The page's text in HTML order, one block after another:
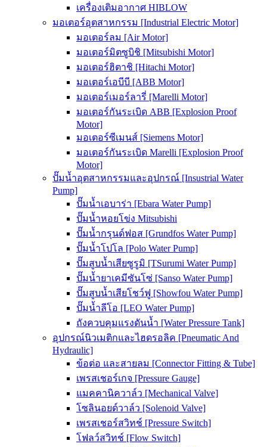
เครื่องเติมอากาศ HIBLOW
มอเตอร์อุตสาหกรรม [Industrial Electric Motor]
มอเตอร์ลม [Air Motor]
มอเตอร์มิตซูบิชิ [Mitsubishi Motor]
มอเตอร์ฮิตาชิ [Hitachi Motor]
มอเตอร์เอบีบี [ABB Motor]
มอเตอร์เมอร์ลารี่ [Marelli Motor]
มอเตอร์กันระเบิด ABB [Explosion Proof
Motor]
มอเตอร์ซีเมนส์ [Siemens Motor]
มอเตอร์กันระเบิด Marelli [Explosion Proof
Motor]
ปั๊มน้ำอุตสาหกรรมและอุปกรณ์ [Insustrial Water
Pump]
ปั๊มน้ำเอบาร่า [Ebara Water Pump]
ปั๊มน้ำหอยโข่ง Mitsubishi
ปั๊มน้ำกรุนด์ฟอส [Grundfos Water Pump]
ปั๊มน้ำโปโล [Polo Water Pump]
ปั๊มสูบน้ำเสียซูรูมิ [TSurumi Water Pump]
ปั๊มน้ำยาเคมีซันโซ่ [Sanso Water Pump]
ปั๊มสูบน้ำเสียโชว์ฟู [Showfou Water Pump]
ปั๊มน้ำลีโอ [LEO Water Pump]
ถังควบคุมแรงดันน้ำ [Water Pressure Tank]
อุปกรณ์นิวเมติกและไฮดรอลิค [Pneumatic And
Hydraulic]
ข้อต่อ และสายลม [Connector Fitting & Tube]
เพรสเชอร์เกจ [Pressure Gauge]
แมคคานิควาล์ว [Mechanical Valve]
โซลินอยด์วาล์ว [Solenoid Valve]
เพรสเชอร์สวิทช์ [Pressure Switch]
โฟลว์สวิทช์ [Flow Switch]